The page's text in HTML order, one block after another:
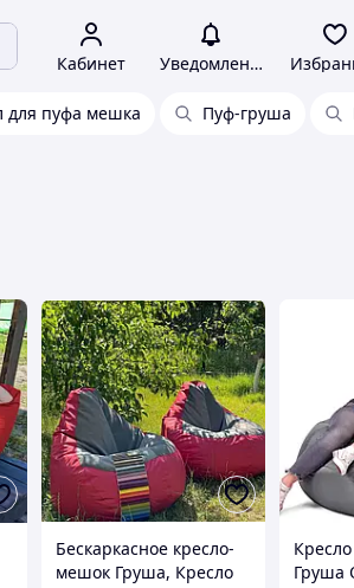
Кабинет Уведомления
для пуфа мешка Пуф-груша
Бескаркасное кресло-
мешок Груша, Кресло
Груша